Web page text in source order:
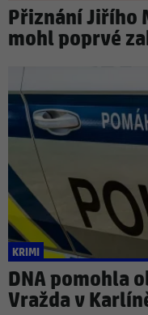
Přiznání Jiřího
mohl poprvé
KRIMI
DNA pomohla
Vražda v